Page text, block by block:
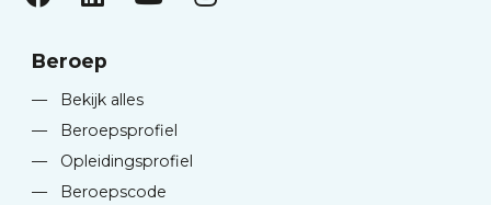
Beroep
—
Bekijk alles
—
Beroepsprofiel
—
Opleidingsprofiel
—
Beroepscode